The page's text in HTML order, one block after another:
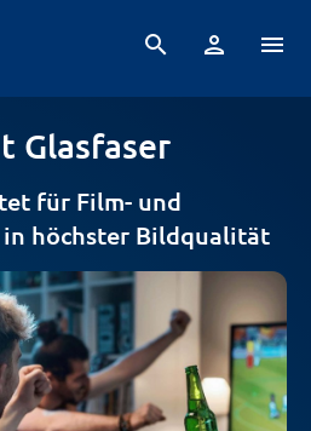
search person menu
Glasfaser
für Film- und
in höchster Bildqualität